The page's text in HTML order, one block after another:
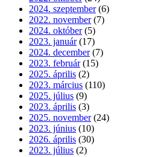
2024. szeptember (6)
2022. november (7)
2024. október (5)
2023. január (17)
2024. december (7)
2023. február (15)
2025. április (2)
2023. március (110)
2025. július (9)
2023. április (3)
2025. november (24)
2023. június (10)
2026. április (30)
2023. július (2)